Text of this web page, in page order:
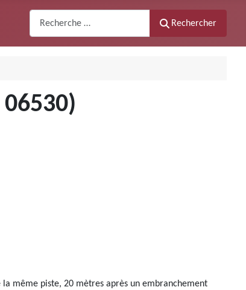
Rechercher
même piste, 20 mètres après un embranchement